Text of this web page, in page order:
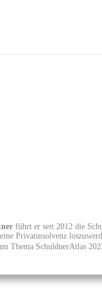
führt er seit 2012 die
Privatinsolvenz
Thema SchuldnerAtlas